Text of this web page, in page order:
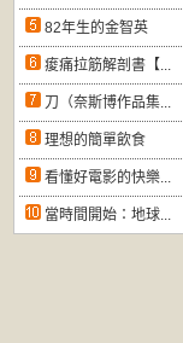
82年生的金智英
痠痛拉筋解剖書【...
刀（奈斯博作品集...
理想的簡單飲食
看懂好電影的快樂...
當時間開始：地球...